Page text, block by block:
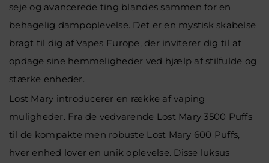
seje og avancerede ting blandes sammen for en
behagelig dampoplevelse. Det er en mystisk skabelse
bragt til dig af Vapes Europe, der inviterer dig til at
opdage sine hemmeligheder ved hjælp af stilfulde og
stærke enheder.
Lost Mary introducerer en række af vaping
muligheder. Fra de vedvarende Lost Mary 3500 Puffs
til de kompakte men robuste Lost Mary 600 Puffs,
hver enhed lover en unik oplevelse. Disse luksus